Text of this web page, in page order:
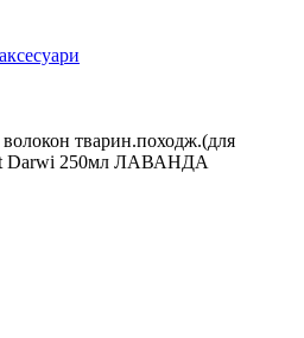
тварин.походж.(для
Darwi 250мл ЛАВАНДА